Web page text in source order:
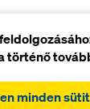
és
történő
minden